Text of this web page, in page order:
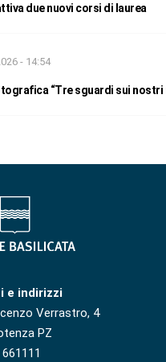
due nuovi corsi di laurea
- 14:54
“Tre sguardi sui nostri
e indirizzi
Verrastro, 4
PZ